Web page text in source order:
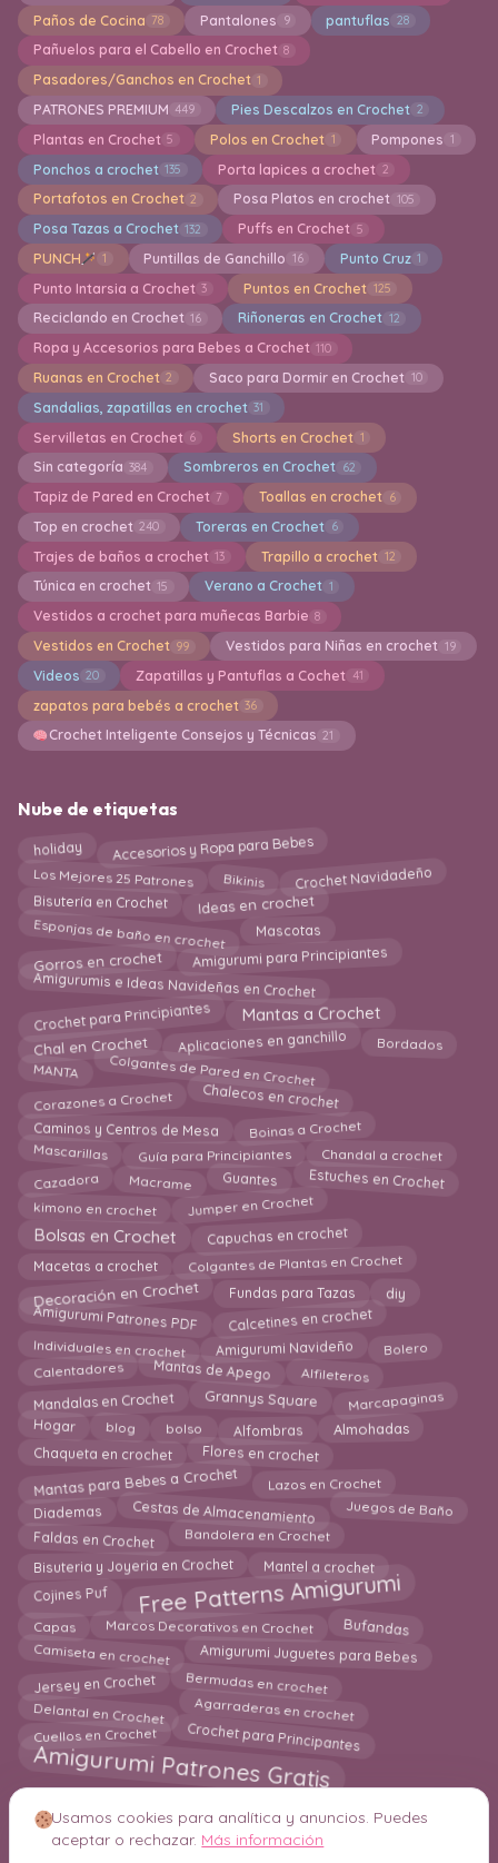
Paños de Cocina 78 Pantalones 9 pantuflas 28
Pañuelos para el Cabello en Crochet 8
Pasadores/Ganchos en Crochet 1
PATRONES PREMIUM 449 Pies Descalzos en Crochet 2
Plantas en Crochet 5 Polos en Crochet 1 Pompones 1
Ponchos a crochet 135 Porta lapices a crochet 2
Portafotos en Crochet 2 Posa Platos en crochet 105
Posa Tazas a Crochet 132 Puffs en Crochet 5
PUNCH 1 Puntillas de Ganchillo 16 Punto Cruz 1
Punto Intarsia a Crochet 3 Puntos en Crochet 125
Reciclando en Crochet 16 Riñoneras en Crochet 12
Ropa y Accesorios para Bebes a Crochet 110
Ruanas en Crochet 2 Saco para Dormir en Crochet 10
Sandalias, zapatillas en crochet 31
Servilletas en Crochet 6 Shorts en Crochet 1
Sin categoría 384 Sombreros en Crochet 62
Tapiz de Pared en Crochet 7 Toallas en crochet 6
Top en crochet 240 Toreras en Crochet 6
Trajes de baños a crochet 13 Trapillo a crochet 12
Túnica en crochet 15 Verano a Crochet 1
Vestidos a crochet para muñecas Barbie 8
Vestidos en Crochet 99 Vestidos para Niñas en crochet 19
Videos 20 Zapatillas y Pantuflas a Cochet 41
zapatos para bebés a crochet 36
Crochet Inteligente Consejos y Técnicas 21
Nube de etiquetas
holiday Accesorios y Ropa para Bebes
Los Mejores 25 Patrones Bikinis Crochet Navidadeño
Bisutería en Crochet Ideas en crochet
Esponjas de baño en crochet Mascotas
Gorros en crochet Amigurumi para Principiantes
Amigurumis e Ideas Navideñas en Crochet
Crochet para Principiantes Mantas a Crochet
Chal en Crochet Aplicaciones en ganchillo Bordados
MANTA Colgantes de Pared en Crochet
Corazones a Crochet Chalecos en crochet
Caminos y Centros de Mesa Boinas a Crochet
Mascarillas Guía para Principiantes Chandal a crochet
Cazadora Macrame Guantes Estuches en Crochet
kimono en crochet Jumper en Crochet
Bolsas en Crochet Capuchas en crochet
Macetas a crochet Colgantes de Plantas en Crochet
Decoración en Crochet Fundas para Tazas diy
Amigurumi Patrones PDF Calcetines en crochet
Individuales en crochet Amigurumi Navideño Bolero
Calentadores Mantas de Apego Alfileteros
Mandalas en Crochet Grannys Square Marcapaginas
Hogar blog bolso Alfombras Almohadas
Chaqueta en crochet Flores en crochet
Mantas para Bebes a Crochet Lazos en Crochet
Diademas Cestas de Almacenamiento Juegos de Baño
Faldas en Crochet Bandolera en Crochet
Bisuteria y Joyeria en Crochet Mantel a crochet
Cojines Puf Free Patterns Amigurumi
Capas Marcos Decorativos en Crochet Bufandas
Camiseta en crochet Amigurumi Juguetes para Bebes
Jersey en Crochet Bermudas en crochet
Delantal en Crochet Agarraderas en crochet
Cuellos en Crochet Crochet para Principantes
Amigurumi Patrones Gratis
Usamos cookies para analítica y anuncios. Puedes
aceptar o rechazar. Más información